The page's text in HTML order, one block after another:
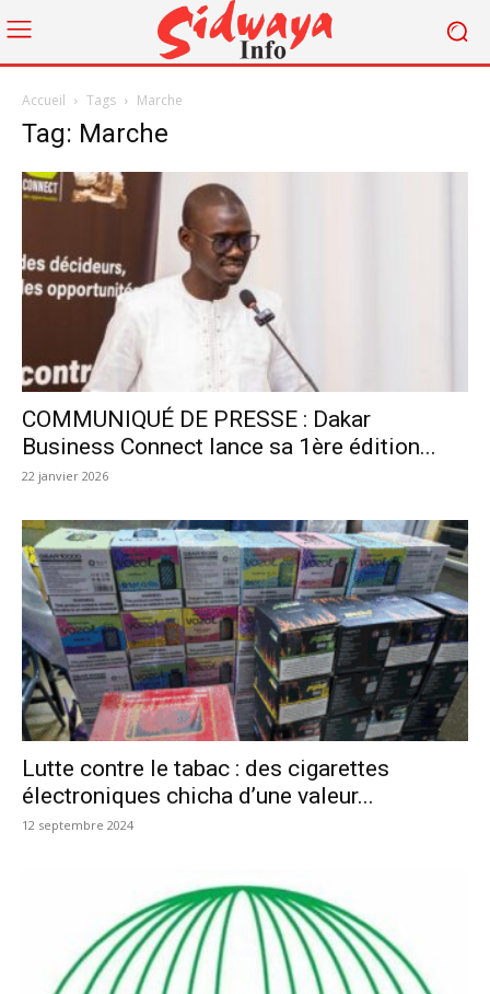
Accueil Tags Marche
Tag: Marche
COMMUNIQUÉ DE PRESSE : Dakar
Business Connect lance sa 1ère édition...
22 janvier 2026
Lutte contre le tabac : des cigarettes
électroniques chicha d’une valeur...
12 septembre 2024